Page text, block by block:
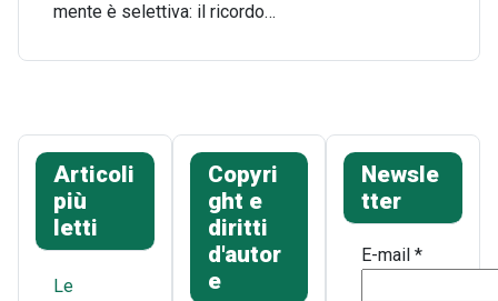
mente è selettiva: il ricordo…
Articoli
più
letti
Le
Copyri
ght e
diritti
d'autor
e
Newsle
tter
E-mail*